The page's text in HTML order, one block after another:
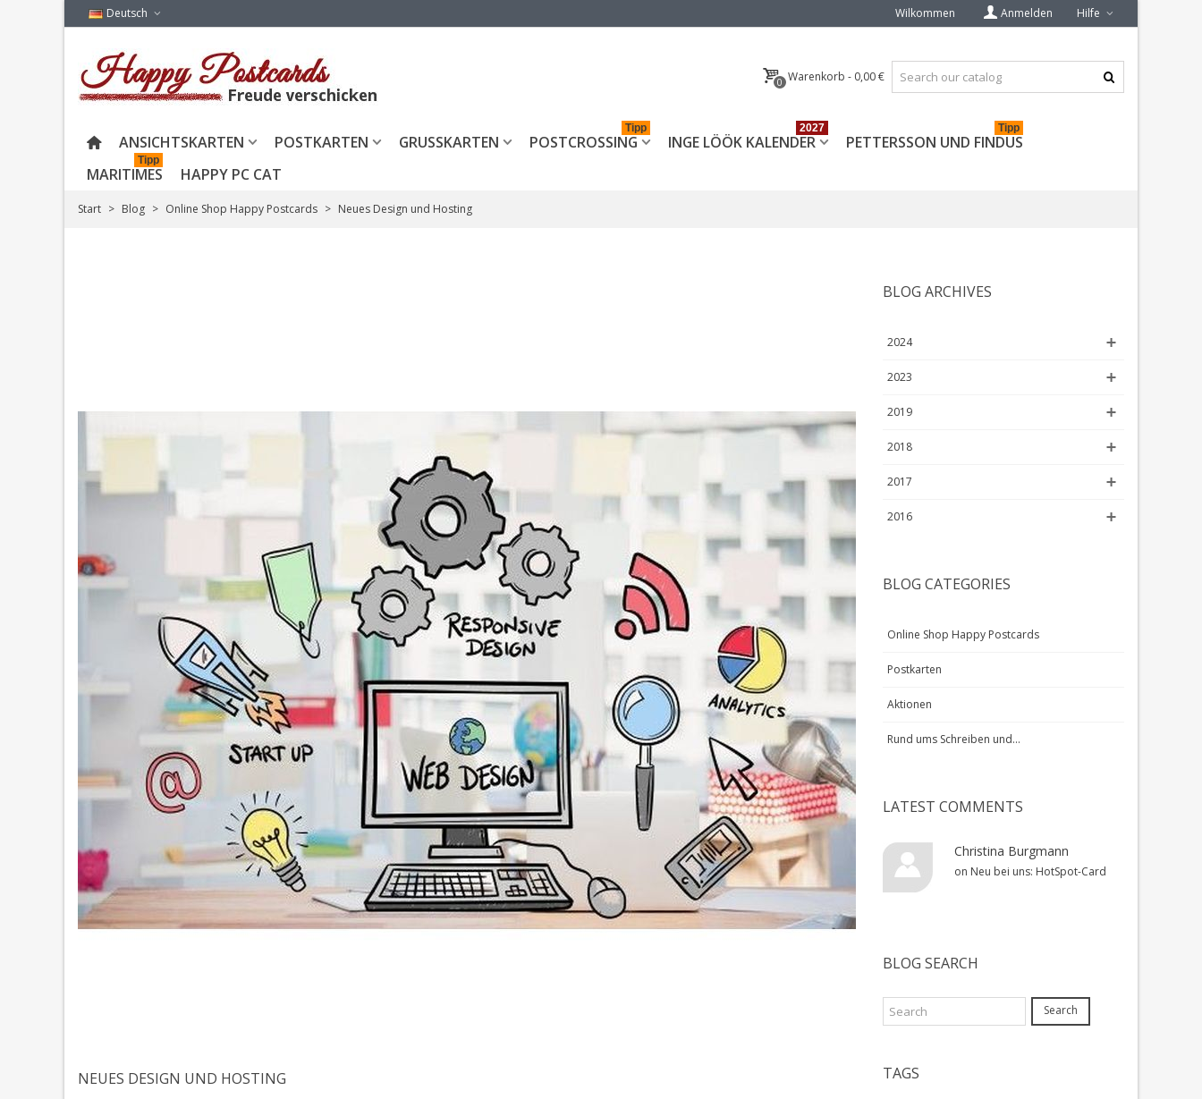
Deutsch Wilkommen Anmelden Hilfe
0 Warenkorb - 0,00 €
ANSICHTSKARTEN POSTKARTEN GRUSSKARTEN POSTCROSSING
Tipp
INGE LÖÖK KALENDER
2027
PETTERSSON UND FINDUS
Tipp
MARITIMES
Tipp
HAPPY PC CAT
Start > Blog > Online Shop Happy Postcards > Neues Design und Hosting
NEUES DESIGN UND HOSTING
BLOG ARCHIVES
2024
2023
2019
2018
2017
2016
BLOG CATEGORIES
Online Shop Happy Postcards
Postkarten
Aktionen
Rund ums Schreiben und...
LATEST COMMENTS
Christina Burgmann
on Neu bei uns: HotSpot-Card
BLOG SEARCH
Search
TAGS